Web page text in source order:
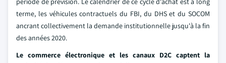
terme, les véhicules contractuels du FBI, du DHS et du SOCOM
ancrant collectivement la demande institutionnelle jusqu'à la fin
des années 2020.
Le commerce électronique et les canaux D2C captent la